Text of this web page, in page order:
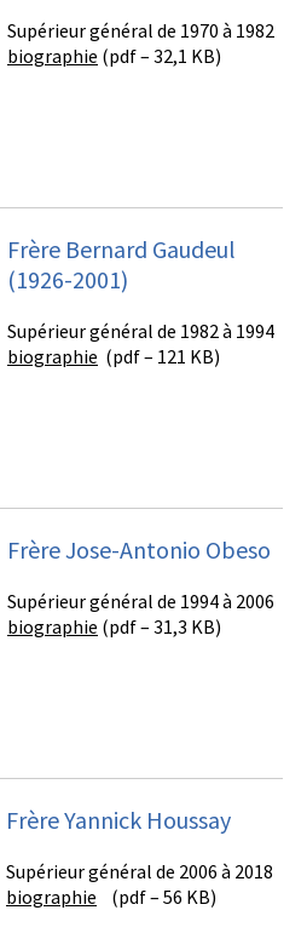
Supérieur général de 1970 à 1982
biographie (pdf – 32,1 KB)
Frère Bernard Gaudeul
(1926-2001)
Supérieur général de 1982 à 1994
biographie (pdf – 121 KB)
Frère Jose-Antonio Obeso
Supérieur général de 1994 à 2006
biographie (pdf – 31,3 KB)
Frère Yannick Houssay
Supérieur général de 2006 à 2018
biographie (pdf – 56 KB)